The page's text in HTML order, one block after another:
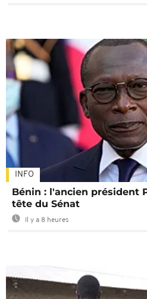
INFO
Bénin : l'ancien président
tête du Sénat
Il y a 8 heures